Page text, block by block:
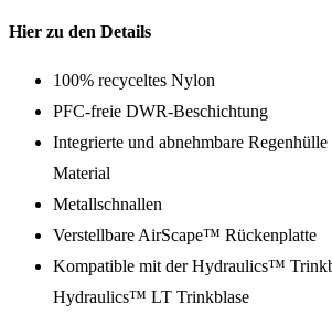
Hier zu den Details
100% recyceltes Nylon
PFC-freie DWR-Beschichtung
Integrierte und abnehmbare Regenhülle
Material
Metallschnallen
Verstellbare AirScape™ Rückenplatte
Kompatible mit der Hydraulics™
Hydraulics™ LT Trinkblase